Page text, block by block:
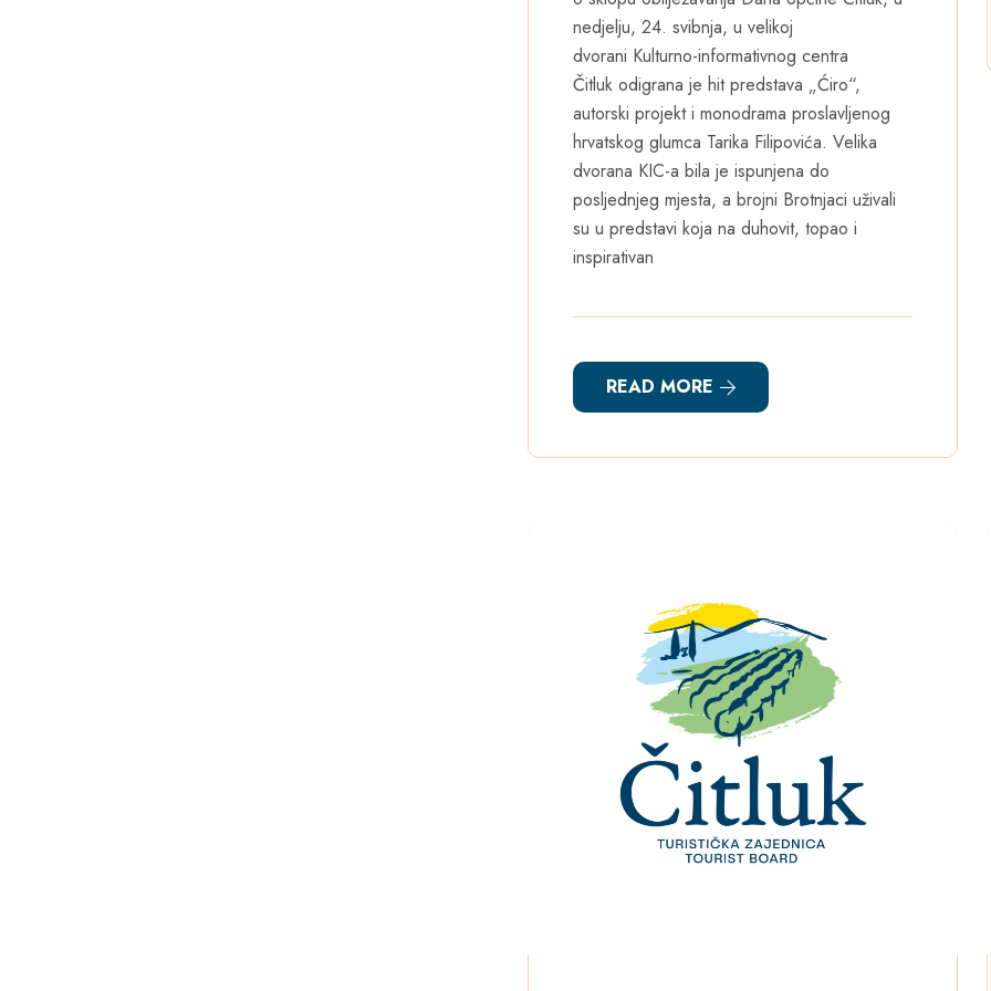
nedjelju, 24. svibnja, u velikoj
dvorani Kulturno-informativnog centra
Čitluk odigrana je hit predstava „Ćiro“,
autorski projekt i monodrama proslavljenog
hrvatskog glumca Tarika Filipovića. Velika
dvorana KIC-a bila je ispunjena do
posljednjeg mjesta, a brojni Brotnjaci uživali
su u predstavi koja na duhovit, topao i
inspirativan
READ MORE